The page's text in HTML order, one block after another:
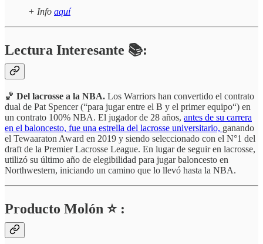
+ Info aquí
Lectura Interesante 📚:
🏀 Del lacrosse a la NBA. Los Warriors han convertido el contrato
dual de Pat Spencer (“para jugar entre el B y el primer equipo“) en
un contrato 100% NBA. El jugador de 28 años, antes de su carrera
en el baloncesto, fue una estrella del lacrosse universitario, ganando
el Tewaaraton Award en 2019 y siendo seleccionado con el N°1 del
draft de la Premier Lacrosse League. En lugar de seguir en lacrosse,
utilizó su último año de elegibilidad para jugar baloncesto en
Northwestern, iniciando un camino que lo llevó hasta la NBA.
Producto Molón ⭐ :